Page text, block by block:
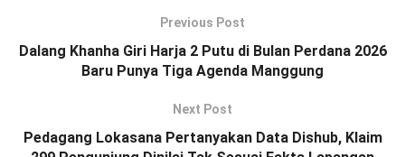
Previous Post
Dalang Khanha Giri Harja 2 Putu di Bulan Perdana 2026
Baru Punya Tiga Agenda Manggung
Next Post
Pedagang Lokasana Pertanyakan Data Dishub, Klaim